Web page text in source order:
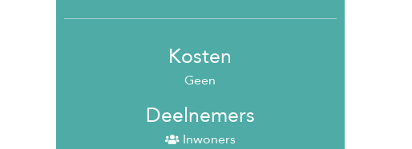
Kosten
Geen
Deelnemers
Inwoners